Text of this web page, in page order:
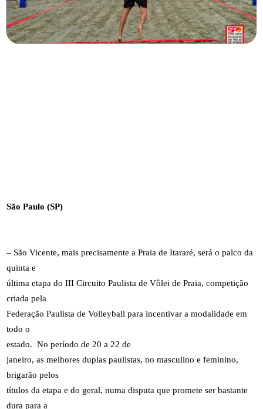
São Paulo (SP)
– São Vicente, mais precisamente a Praia de Itararé, será o palco da
quinta e
última etapa do III Circuito Paulista de Vôlei de Praia, competição
criada pela
Federação Paulista de Volleyball para incentivar a modalidade em
todo o
estado. No período de 20 a 22 de
janeiro, as melhores duplas paulistas, no masculino e feminino,
brigarão pelos
títulos da etapa e do geral, numa disputa que promete ser bastante
dura para a